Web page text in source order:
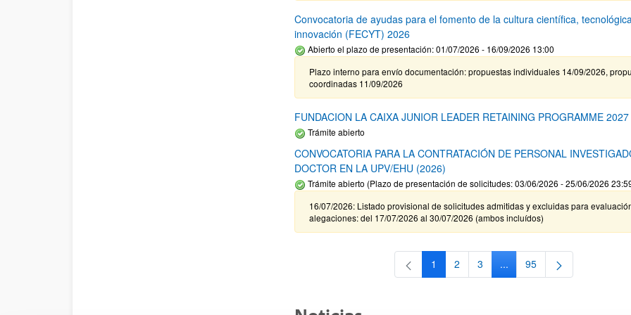
Convocatoria de ayudas para el fomento de la cultura científica,
innovación (FECYT) 2026
Abierto el plazo de presentación: 01/07/2026 - 16/09/2026 13:00
Plazo interno para envío documentación: propuestas individuales 14/09/2026,
coordinadas 11/09/2026
FUNDACION LA CAIXA JUNIOR LEADER RETAINING PROGRAMME 2027
Trámite abierto
CONVOCATORIA PARA LA CONTRATACIÓN DE PERSONAL
DOCTOR EN LA UPV/EHU (2026)
Trámite abierto (Plazo de presentación de solicitudes: 03/06/2026 - 25/06/2026
16/07/2026: Listado provisional de solicitudes admitidas y excluidas para
alegaciones: del 17/07/2026 al 30/07/2026 (ambos incluídos)
Página
1 Página
2 Página
3 ...Páginas intermedias Use
Página
95